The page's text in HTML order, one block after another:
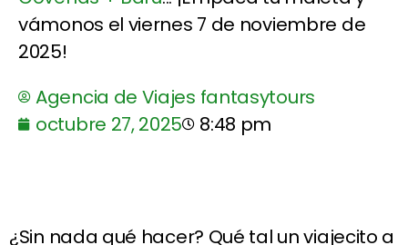
vámonos el viernes 7 de noviembre de
2025!
Agencia de Viajes fantasytours
octubre 27, 2025
8:48 pm
¿Sin nada qué hacer? Qué tal un viajecito a